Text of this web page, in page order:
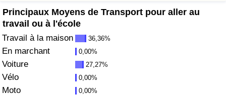
Principaux Moyens de Transport pour aller au
travail ou à l'école
Travail à la maison 36,36%
En marchant 0,00%
Voiture 27,27%
Vélo 0,00%
Moto 0,00%
Indice de pollution
Trafic
Indice de Trafic